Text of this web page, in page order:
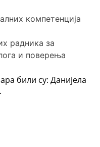
компетенција
радника за
и поверења
били су: Данијела